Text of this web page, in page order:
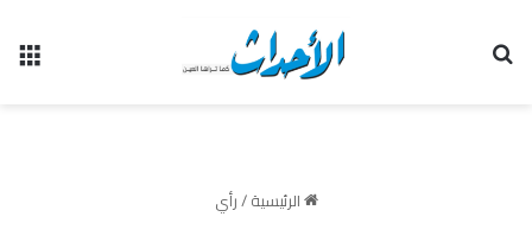
الرئيسية/رأي